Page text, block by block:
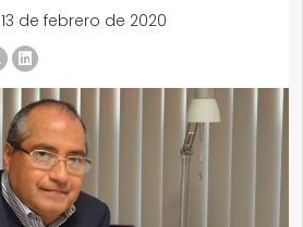
13 de febrero de 2020